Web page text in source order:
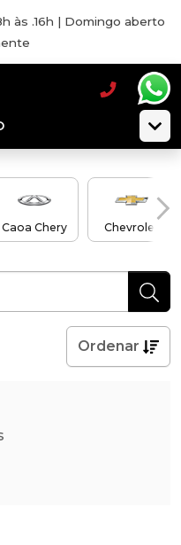
às .16h | Domingo aberto
Caoa Chery Chevrolet
Ordenar